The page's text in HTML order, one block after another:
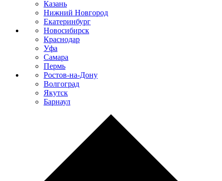
Казань
Нижний Новгород
Екатеринбург
Новосибирск
Краснодар
Уфа
Самара
Пермь
Ростов-на-Дону
Волгоград
Якутск
Барнаул